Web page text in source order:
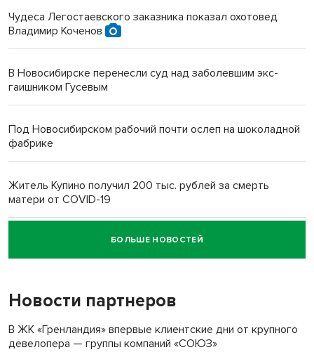
Чудеса Легостаевского заказника показал охотовед
Владимир Коченов
В Новосибирске перенесли суд над заболевшим экс-
гаишником Гусевым
Под Новосибирском рабочий почти ослеп на шоколадной
фабрике
Житель Купино получил 200 тыс. рублей за смерть
матери от COVID-19
Новосибирский суд наказал водителя за смерть
пенсионерки на вокзале
«Мы живём на пастбище!»: в новосибирском селе лошади
терроризируют жителей
БОЛЬШЕ НОВОСТЕЙ
Новости партнеров
В ЖК «Гренландия» впервые клиентские дни от крупного
девелопера — группы компаний «СОЮЗ»